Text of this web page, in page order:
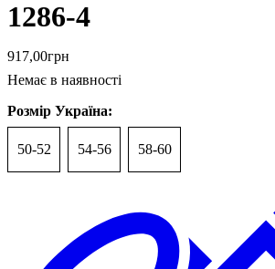
1286-4
917,00грн
Немає в наявності
Розмір Україна:
50-52 54-56 58-60